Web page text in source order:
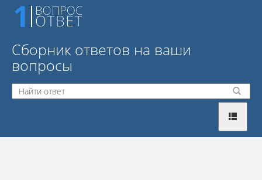
Сборник ответов на ваши
вопросы